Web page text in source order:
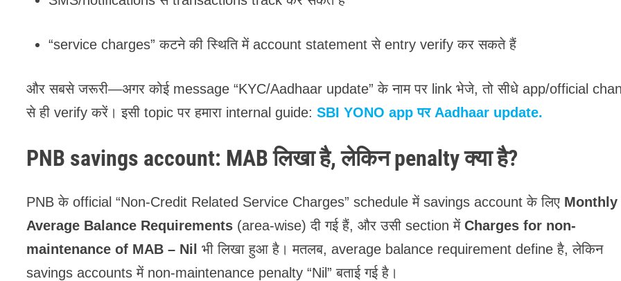
“service charges” कटने की स्थिति में account statement से entry verify कर सकते हैं
और सबसे जरूरी—अगर कोई message “KYC/Aadhaar update” के नाम पर link भेजे, तो सीधे app/official
से ही verify करें। इसी topic पर हमारा internal guide:SBI YONO app पर Aadhaar update.
PNB savings account: MAB लिखा है, लेकिन penalty क्या है?
PNB के official “Non-Credit Related Service Charges” schedule में savings account के लिए Monthly
Average Balance Requirements (area-wise) दी गई हैं, और उसी section मेंCharges for non-
maintenance of MAB – Nil भी लिखा हुआ है। मतलब, average balance requirement define है, लेकिन
savings accounts में non-maintenance penalty “Nil” बताई गई है।